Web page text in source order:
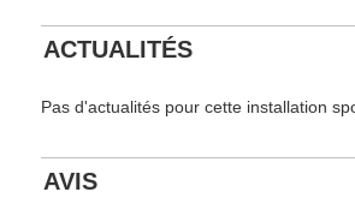
ACTUALITÉS
Pas d'actualités pour cette installation
AVIS